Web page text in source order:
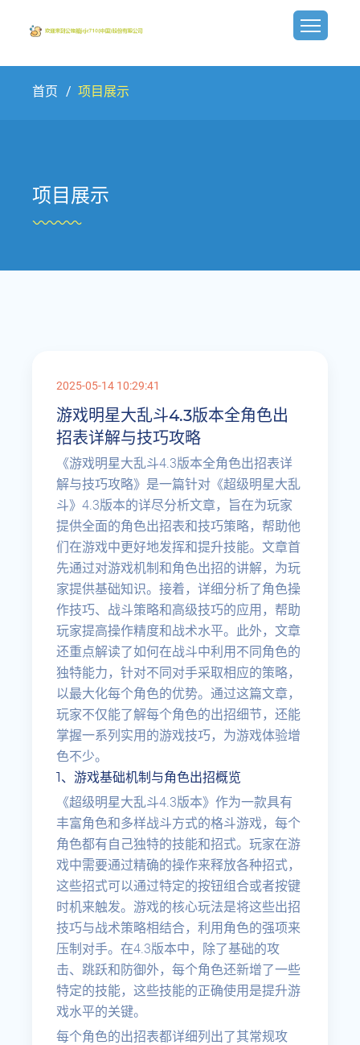
首页 项目展示
项目展示
2025-05-14 10:29:41
游戏明星大乱斗4.3版本全角色出
招表详解与技巧攻略
《游戏明星大乱斗4.3版本全角色出招表详
解与技巧攻略》是一篇针对《超级明星大乱
斗》4.3版本的详尽分析文章，旨在为玩家
提供全面的角色出招表和技巧策略，帮助他
们在游戏中更好地发挥和提升技能。文章首
先通过对游戏机制和角色出招的讲解，为玩
家提供基础知识。接着，详细分析了角色操
作技巧、战斗策略和高级技巧的应用，帮助
玩家提高操作精度和战术水平。此外，文章
还重点解读了如何在战斗中利用不同角色的
独特能力，针对不同对手采取相应的策略，
以最大化每个角色的优势。通过这篇文章，
玩家不仅能了解每个角色的出招细节，还能
掌握一系列实用的游戏技巧，为游戏体验增
色不少。
1、游戏基础机制与角色出招概览
《超级明星大乱斗4.3版本》作为一款具有
丰富角色和多样战斗方式的格斗游戏，每个
角色都有自己独特的技能和招式。玩家在游
戏中需要通过精确的操作来释放各种招式，
这些招式可以通过特定的按钮组合或者按键
时机来触发。游戏的核心玩法是将这些出招
技巧与战术策略相结合，利用角色的强项来
压制对手。在4.3版本中，除了基础的攻
击、跳跃和防御外，每个角色还新增了一些
特定的技能，这些技能的正确使用是提升游
戏水平的关键。
每个角色的出招表都详细列出了其常规攻